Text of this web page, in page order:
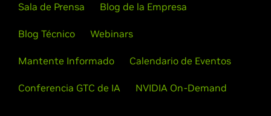
Sala de Prensa Blog de la Empresa
Blog Técnico Webinars
Mantente Informado Calendario de Eventos
Conferencia GTC de IA NVIDIA On-Demand